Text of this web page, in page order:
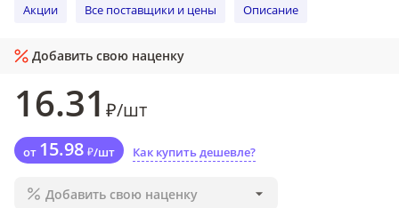
Акции Все поставщики и цены Описание
Добавить свою наценку
16.31 ₽/шт
от 15.98 ₽/шт Как купить дешевле?
Добавить свою наценку